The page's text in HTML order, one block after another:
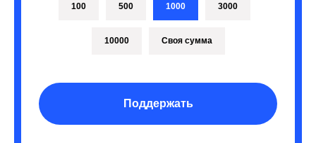
100 500 1000 3000
10000 Своя сумма
Поддержать